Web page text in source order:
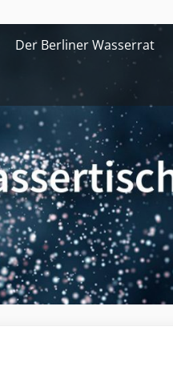
Der Berliner Wasserrat